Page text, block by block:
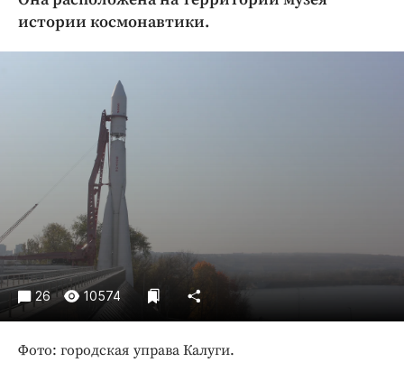
Образование
Общество
Погода
Праздники
Происшествия
Спорт
Экономика и бизнес
ПРОЕКТЫ
Издания
истории космонавтики.
26 10574
Фото: городская управа Калуги.